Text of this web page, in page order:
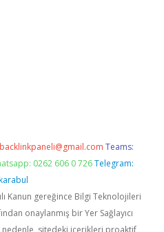
backlinkpaneli@gmail.com Teams:
0262 606 0 726 Telegram:
Kanun gereğince Bilgi Teknolojileri
onaylanmış bir Yer Sağlayıcı
sitedeki içerikleri proaktif